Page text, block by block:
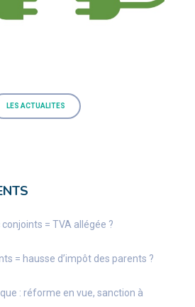
LES ACTUALITES
conjoints = TVA allégée ?
= hausse d’impôt des parents ?
: réforme en vue, sanction à